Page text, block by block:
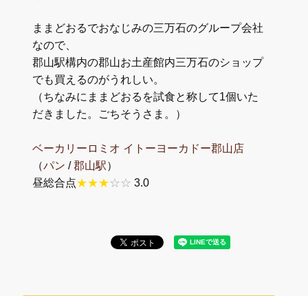
ままどおるでおなじみの三万石のグループ会社
なので、
郡山駅構内の郡山お土産館内三万石のショップ
でも買えるのがうれしい。
（ちなみにままどおるを試食と称して1個いた
だきました。ごちそうさま。）
ベーカリーロミオ イトーヨーカドー郡山店
（パン /郡山駅）
昼総合点★★★☆☆ 3.0